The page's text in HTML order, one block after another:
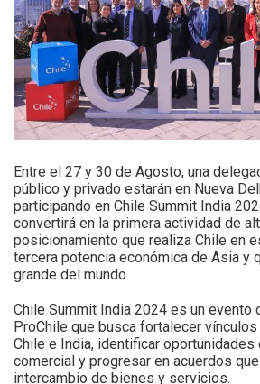
Entre el 27 y 30 de Agosto, una
público y privado estarán en Nueva
participando en Chile Summit India
convertirá en la primera actividad de
posicionamiento que realiza Chile en
tercera potencia económica de Asia y
grande del mundo.
Chile Summit India 2024 es un evento
ProChile que busca fortalecer
Chile e India, identificar oportunidades
comercial y progresar en acuerdos que
intercambio de bienes y servicios.